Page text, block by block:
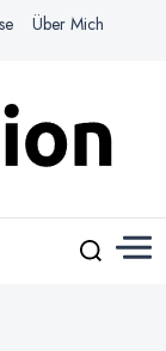
Über Mich